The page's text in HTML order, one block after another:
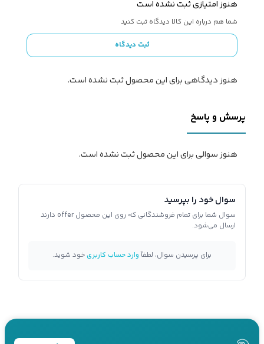
هنوز امتیازی ثبت نشده است
شما هم درباره این کالا دیدگاه ثبت کنید
ثبت دیدگاه
هنوز دیدگاهی برای این محصول ثبت نشده است.
پرسش و پاسخ
هنوز سوالی برای این محصول ثبت نشده است.
سوال خود را بپرسید
سوال شما برای تمام فروشندگانی که روی این محصول offer دارند
ارسال می‌شود.
برای پرسیدن سوال، لطفاًوارد حساب کاربریخود شوید.